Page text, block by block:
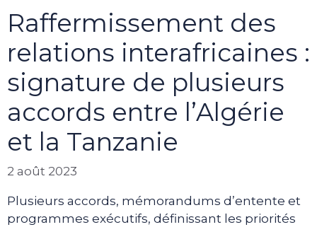
Raffermissement des
relations interafricaines :
signature de plusieurs
accords entre l’Algérie
et la Tanzanie
2 août 2023
Plusieurs accords, mémorandums d’entente et
programmes exécutifs, définissant les priorités